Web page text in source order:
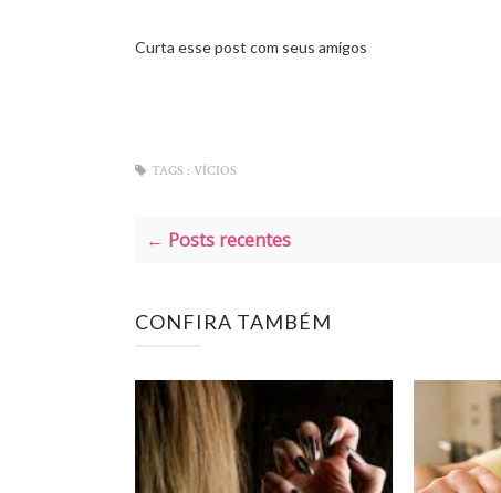
Curta esse post com seus amigos
TAGS : VÍCIOS
← Posts recentes
CONFIRA TAMBÉM